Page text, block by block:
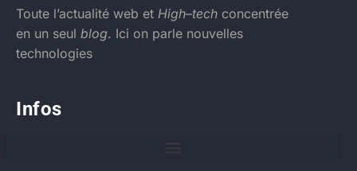
Toute l’actualité web et High–tech concentrée
en un seul blog. Ici on parle nouvelles
technologies
Infos